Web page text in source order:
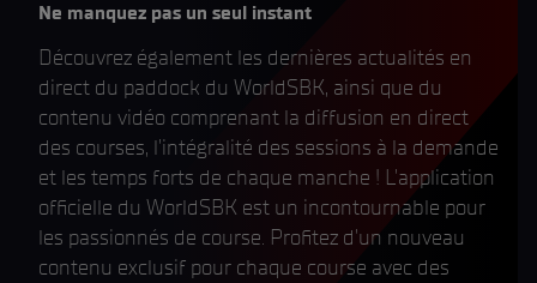
Ne manquez pas un seul instant
Découvrez également les dernières actualités en
direct du paddock du WorldSBK, ainsi que du
contenu vidéo comprenant la diffusion en direct
des courses, l'intégralité des sessions à la demande
et les temps forts de chaque manche ! L'application
officielle du WorldSBK est un incontournable pour
les passionnés de course. Profitez d'un nouveau
contenu exclusif pour chaque course avec des